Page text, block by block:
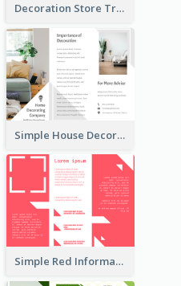
Decoration Store Tri Fold Brochure
Simple House Decoration Tri Fold Brochure
Simple Red Informational Tri Fold Brochure